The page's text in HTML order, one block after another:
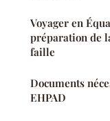
Voyager en
préparation de
faille
Documents
EHPAD